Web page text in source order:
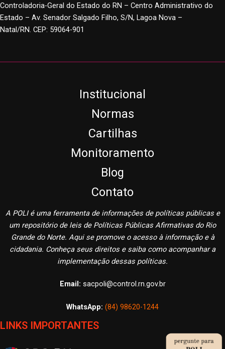
Controladoria-Geral do Estado do RN – Centro Administrativo do
Estado – Av. Senador Salgado Filho, S/N, Lagoa Nova –
Natal/RN. CEP: 59064-901
Institucional
Normas
Cartilhas
Monitoramento
Blog
Contato
A POLI é uma ferramenta de informações de políticas públicas e
um repositório de leis de Políticas Públicas Afirmativas do Rio
Grande do Norte. Aqui se promove o acesso à informação e à
cidadania. Conheça seus direitos e saiba como acompanhar a
implementação dessas políticas.
Email: sacpoli@control.rn.gov.br
WhatsApp: (84) 98620-1244
LINKS IMPORTANTES